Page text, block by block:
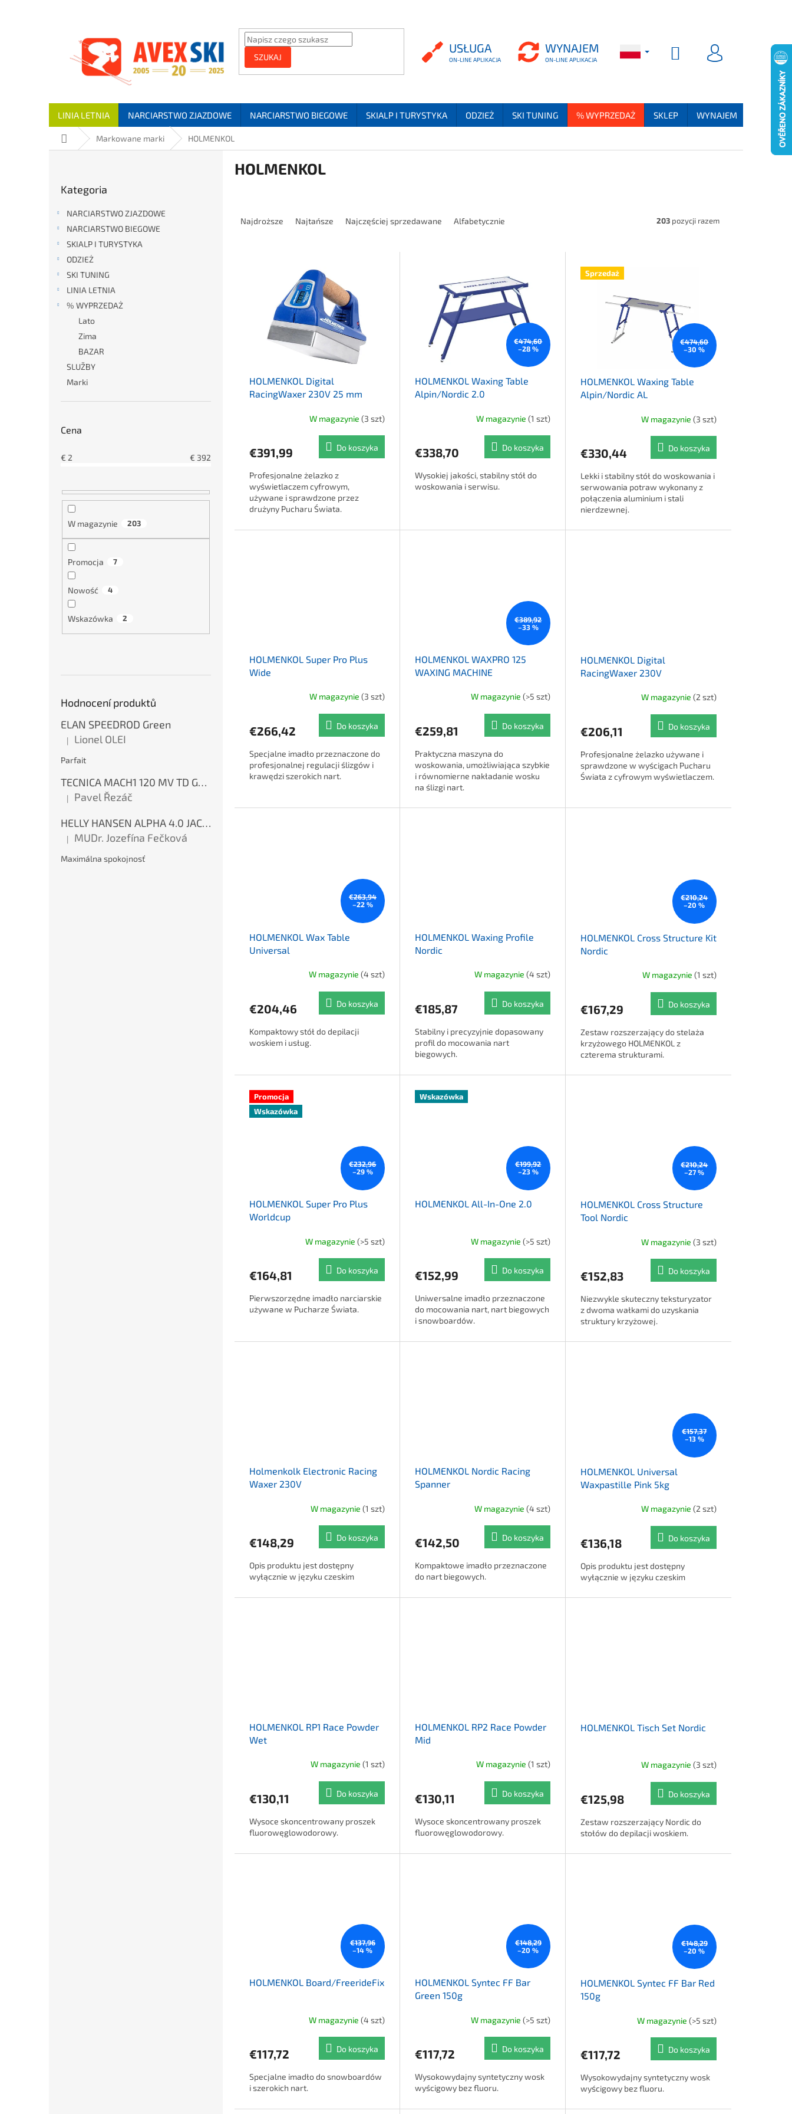
SZUKAJ
USŁUGA
USŁUGA WYNAJEM
WYNAJEM KOSZYK PŘIHLÁSIT SE
LINIA LETNIA NARCIARSTWO ZJAZDOWE NARCIARSTWO BIEGOWE SKIALP I TURYSTYKA ODZIEŻ SKI TUNING % WYPRZEDAŻ SKLEP WYNAJEM SERWIS
Home Markowane marki HOLMENKOL
Kategoria
NARCIARSTWO ZJAZDOWE
NARCIARSTWO BIEGOWE
SKIALP I TURYSTYKA
ODZIEŻ
SKI TUNING
LINIA LETNIA
% WYPRZEDAŻ
Lato
Zima
BAZAR
SLUŽBY
Marki
Cena
€ 2 € 392
W magazynie 203
Promocja 7
Nowość 4
Wskazówka 2
Hodnocení produktů
ELAN SPEEDROD Green
Ocena produktu to 5 na 5 gwiazdek.
| Lionel OLEI
Parfait
TECNICA MACH1 120 MV TD GW Ink Blue
Ocena produktu to 5 na 5 gwiazdek.
|
Pavel Řezáč
HELLY HANSEN ALPHA 4.0 JACKET Red
Ocena produktu to 5 na 5 gwiazdek.
| MUDr. Jozefína Fečková
Maximálna spokojnosť
HOLMENKOL
Najdroższe Najtańsze Najczęściej sprzedawane Alfabetycznie 203 pozycji razem
HOLMENKOL Digital
RacingWaxer 230V 25 mm
W magazynie (3 szt)
€391,99 Do koszyka
Profesjonalne żelazko z
wyświetlaczem cyfrowym,
używane i sprawdzone przez
drużyny Pucharu Świata.
€474,60
–28 %
HOLMENKOL Waxing Table
Alpin/Nordic 2.0
Średnia ocena produktu wynosi 4,2 na 5 gwiazdek.
W magazynie (1 szt)
€338,70 Do koszyka
Wysokiej jakości, stabilny stół do
woskowania i serwisu.
Sprzedaż
€474,60
–30 %
HOLMENKOL Waxing Table
Alpin/Nordic AL
W magazynie (3 szt)
€330,44 Do koszyka
Lekki i stabilny stół do woskowania i
serwowania potraw wykonany z
połączenia aluminium i stali
nierdzewnej.
HOLMENKOL Super Pro Plus
Wide
W magazynie (3 szt)
€266,42 Do koszyka
Specjalne imadło przeznaczone do
profesjonalnej regulacji ślizgów i
krawędzi szerokich nart.
€389,92
–33 %
HOLMENKOL WAXPRO 125
WAXING MACHINE
W magazynie (>5 szt)
€259,81 Do koszyka
Praktyczna maszyna do
woskowania, umożliwiająca szybkie
i równomierne nakładanie wosku
na ślizgi nart.
HOLMENKOL Digital
RacingWaxer 230V
W magazynie (2 szt)
€206,11 Do koszyka
Profesjonalne żelazko używane i
sprawdzone w wyścigach Pucharu
Świata z cyfrowym wyświetlaczem.
€263,94
–22 %
HOLMENKOL Wax Table
Universal
W magazynie (4 szt)
€204,46 Do koszyka
Kompaktowy stół do depilacji
woskiem i usług.
HOLMENKOL Waxing Profile
Nordic
W magazynie (4 szt)
€185,87 Do koszyka
Stabilny i precyzyjnie dopasowany
profil do mocowania nart
biegowych.
€210,24
–20 %
HOLMENKOL Cross Structure Kit
Nordic
W magazynie (1 szt)
€167,29 Do koszyka
Zestaw rozszerzający do stelaża
krzyżowego HOLMENKOL z
czterema strukturami.
Promocja
Wskazówka
€232,96
–29 %
HOLMENKOL Super Pro Plus
Worldcup
Średnia ocena produktu wynosi 5,0 na 5 gwiazdek.
W magazynie (>5 szt)
€164,81 Do koszyka
Pierwszorzędne imadło narciarskie
używane w Pucharze Świata.
Wskazówka
€199,92
–23 %
HOLMENKOL All-In-One 2.0
Średnia ocena produktu wynosi 5,0 na 5 gwiazdek.
W magazynie (>5 szt)
€152,99 Do koszyka
Uniwersalne imadło przeznaczone
do mocowania nart, nart biegowych
i snowboardów.
€210,24
–27 %
HOLMENKOL Cross Structure
Tool Nordic
W magazynie (3 szt)
€152,83 Do koszyka
Niezwykle skuteczny teksturyzator
z dwoma wałkami do uzyskania
struktury krzyżowej.
Holmenkolk Electronic Racing
Waxer 230V
W magazynie (1 szt)
€148,29 Do koszyka
Opis produktu jest dostępny
wyłącznie w języku czeskim
HOLMENKOL Nordic Racing
Spanner
W magazynie (4 szt)
€142,50 Do koszyka
Kompaktowe imadło przeznaczone
do nart biegowych.
€157,37
–13 %
HOLMENKOL Universal
Waxpastille Pink 5kg
W magazynie (2 szt)
€136,18 Do koszyka
Opis produktu jest dostępny
wyłącznie w języku czeskim
HOLMENKOL RP1 Race Powder
Wet
W magazynie (1 szt)
€130,11 Do koszyka
Wysoce skoncentrowany proszek
fluorowęglowodorowy.
HOLMENKOL RP2 Race Powder
Mid
W magazynie (1 szt)
€130,11 Do koszyka
Wysoce skoncentrowany proszek
fluorowęglowodorowy.
HOLMENKOL Tisch Set Nordic
W magazynie (3 szt)
€125,98 Do koszyka
Zestaw rozszerzający Nordic do
stołów do depilacji woskiem.
€137,96
–14 %
HOLMENKOL Board/FreerideFix
W magazynie (4 szt)
€117,72 Do koszyka
Specjalne imadło do snowboardów
i szerokich nart.
€148,29
–20 %
HOLMENKOL Syntec FF Bar
Green 150g
W magazynie (>5 szt)
€117,72 Do koszyka
Wysokowydajny syntetyczny wosk
wyścigowy bez fluoru.
€148,29
–20 %
HOLMENKOL Syntec FF Bar Red
150g
W magazynie (>5 szt)
€117,72 Do koszyka
Wysokowydajny syntetyczny wosk
wyścigowy bez fluoru.